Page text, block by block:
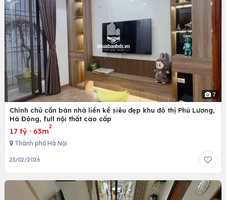
7
Chính chủ cần bán nhà liền kề siêu đẹp khu đô thị Phú Lương,
Hà Đông, full nội thất cao cấp
17 tỷ · 63m
2
Thành phố Hà Nội
23/02/2026